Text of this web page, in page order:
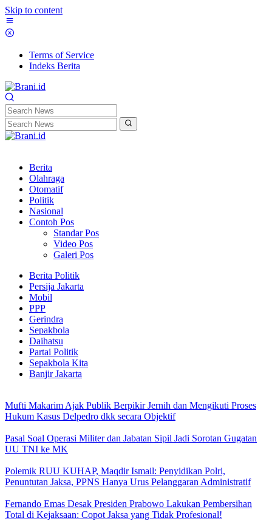
Skip to content
Terms of Service
Indeks Berita
Berita
Olahraga
Otomatif
Politik
Nasional
Contoh Pos
Standar Pos
Video Pos
Galeri Pos
Berita Politik
Persija Jakarta
Mobil
PPP
Gerindra
Sepakbola
Daihatsu
Partai Politik
Sepakbola Kita
Banjir Jakarta
Mufti Makarim Ajak Publik Berpikir Jernih dan Mengikuti Proses
Hukum Kasus Delpedro dkk secara Objektif
Pasal Soal Operasi Militer dan Jabatan Sipil Jadi Sorotan Gugatan
UU TNI ke MK
Polemik RUU KUHAP, Maqdir Ismail: Penyidikan Polri,
Penuntutan Jaksa, PPNS Hanya Urus Pelanggaran Administratif
Fernando Emas Desak Presiden Prabowo Lakukan Pembersihan
Total di Kejaksaan: Copot Jaksa yang Tidak Profesional!